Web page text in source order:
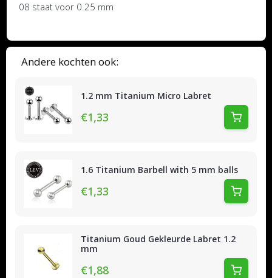
Andere kochten ook:
1.2 mm Titanium Micro Labret
€1,33
1.6 Titanium Barbell with 5 mm balls
€1,33
Titanium Goud Gekleurde Labret 1.2
mm
€1,88
08 staat voor 0.25 mm